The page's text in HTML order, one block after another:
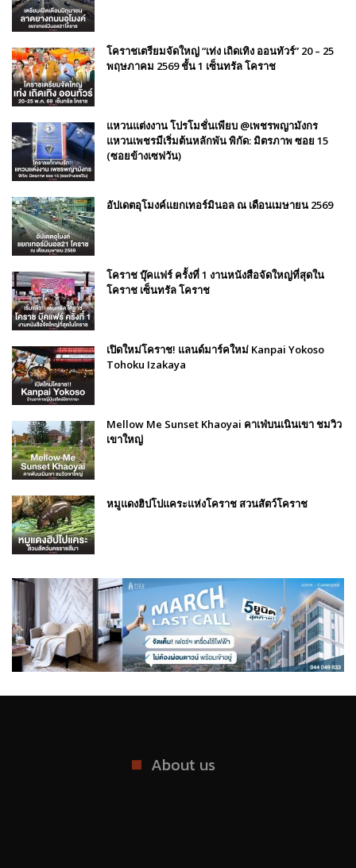
โคราชเตรียมจัดใหญ่ “เท่ง เถิดเทิง ออนทัวร์” 20 – 25
พฤษภาคม 2569 ชั้น 1 เซ็นทรัล โคราช
แหวนแต่งงาน โปรโมชั่นเพียบ @เพชรพญามังกร
แหวนเพชรมีเริ่มต้นหลักพัน พิกัด: มิตรภาพ ซอย 15
(ซอยข้างเซฟวัน)
อัปเดตอุโมงค์แยกเทอร์มินอล ณ เดือนเมษายน 2569
โคราช บุ๊คแฟร์​ ครั้งที่​ 1 งานหนังสือจัดใหญ่ที่สุดใน
โคราช เซ็นทรัล โคราช
เปิดใหม่โคราช! แลนด์มาร์คใหม่ Kanpai Yokoso
Tohoku Izakaya
Mellow Me Sunset Khaoyai คาเฟ่บนเนินเขา ชมวิว
เขาใหญ่
หมูแดงฮิปโปแคระแห่งโคราช สวนสัตว์โคราช
About us